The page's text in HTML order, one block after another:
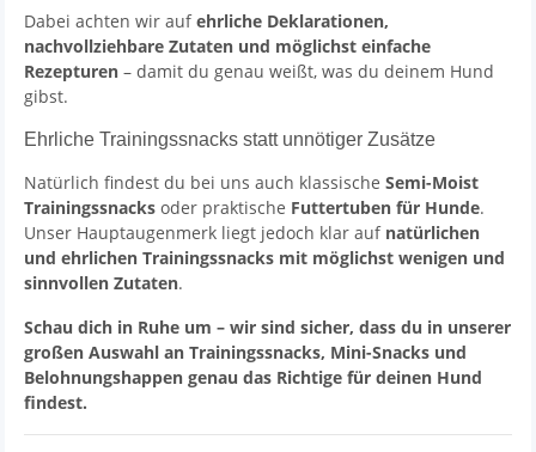
Dabei achten wir aufehrliche Deklarationen,
nachvollziehbare Zutaten und möglichst einfache
Rezepturen – damit du genau weißt, was du deinem Hund
gibst.
Ehrliche Trainingssnacks statt unnötiger Zusätze
Natürlich findest du bei uns auch klassischeSemi-Moist
Trainingssnacks oder praktische Futtertuben für Hunde.
Unser Hauptaugenmerk liegt jedoch klar auf natürlichen
und ehrlichen Trainingssnacks mit möglichst wenigen und
sinnvollen Zutaten.
Schau dich in Ruhe um – wir sind sicher, dass du in unserer
großen Auswahl an Trainingssnacks, Mini-Snacks und
Belohnungshappen genau das Richtige für deinen Hund
findest.